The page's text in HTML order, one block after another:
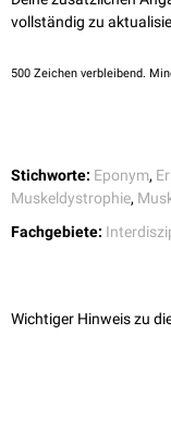
vollständig zu
500 Zeichen verbleibend.
Stichworte: Eponym,
Muskeldystrophie,
Fachgebiete:
Wichtiger Hinweis zu